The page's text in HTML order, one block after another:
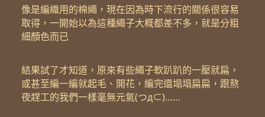
像是編織用的棉繩，現在因為時下流行的關係很容易
取得，一開始以為這種繩子大概都差不多，就是分粗
細顏色而已
結果試了才知道，原來有些繩子軟趴趴的一壓就扁，
或甚至編一編就起毛、開花，編完還塌塌扁扁，跟熬
夜趕工的我們一樣毫無元氣(つд⊂)……